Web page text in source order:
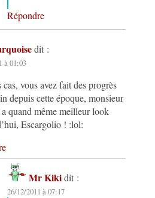
Répondre
dit :
à 01:03
cas, vous avez fait des progrès
depuis cette époque, monsieur
quand même meilleur look
Escargolio ! :lol:
Mr Kiki dit :
26/12/2011 à 07:17